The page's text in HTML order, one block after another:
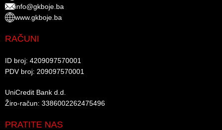
info@gkboje.ba
www.gkboje.ba
RAČUNI
ID broj: 4209097570001​
PDV broj: 209097570001 ​
UniCredit Bank d.d.​
Žiro-račun: 3386002262475496​​
PRATITE NAS